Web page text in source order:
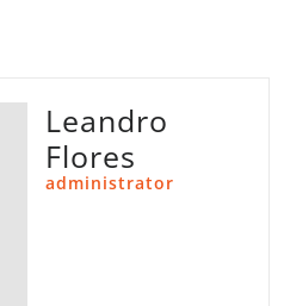
Leandro
Flores
administrator